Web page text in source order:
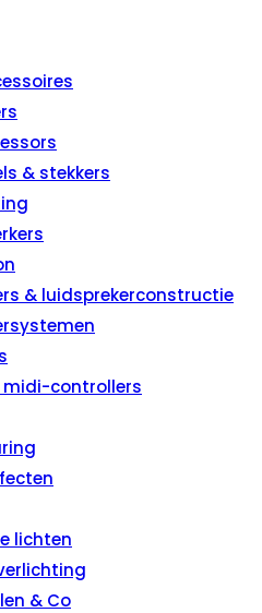
& stekkers
& luidsprekerconstructie
midi-controllers
lichten
& Co